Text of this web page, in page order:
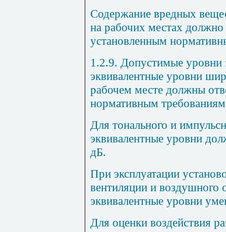
Содержание вредных
на рабочих местах должно
установленным
1.2.9. Допустимые уровни
эквивалентные уровни
рабочем месте должны
нормативным
Для тонального и
эквивалентные уровни
дБ.
При эксплуатации
вентиляции и воздушного
эквивалентные уровни
Для оценки воздействия